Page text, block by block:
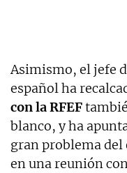
Asimismo, el jefe
español ha
con la RFEF
blanco, y ha
gran problema
en una reunión